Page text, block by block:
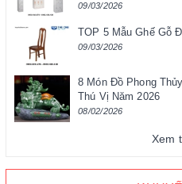
09/03/2026
TOP 5 Mẫu Ghế Gỗ
09/03/2026
8 Món Đồ Phong
Thú Vị Năm 2026
08/02/2026
Xem